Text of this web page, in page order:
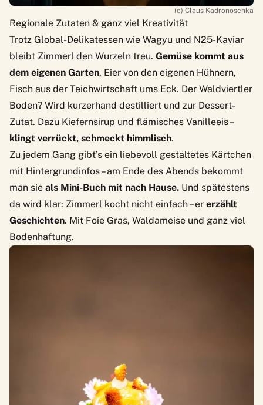
(c) Claus Kadronoschka
Regionale Zutaten & ganz viel Kreativität
Trotz Global-Delikatessen wie Wagyu und N25-Kaviar
bleibt Zimmerl den Wurzeln treu. Gemüse kommt aus
dem eigenen Garten, Eier von den eigenen Hühnern,
Fisch aus der Teichwirtschaft ums Eck. Der Waldviertler
Boden? Wird kurzerhand destilliert und zur Dessert-
Zutat. Dazu Kiefernsirup und flämisches Vanilleeis –
klingt verrückt, schmeckt himmlisch.
Zu jedem Gang gibt’s ein liebevoll gestaltetes Kärtchen
mit Hintergrundinfos – am Ende des Abends bekommt
man sie als Mini-Buch mit nach Hause. Und spätestens
da wird klar: Zimmerl kocht nicht einfach – er erzählt
Geschichten. Mit Foie Gras, Waldameise und ganz viel
Bodenhaftung.